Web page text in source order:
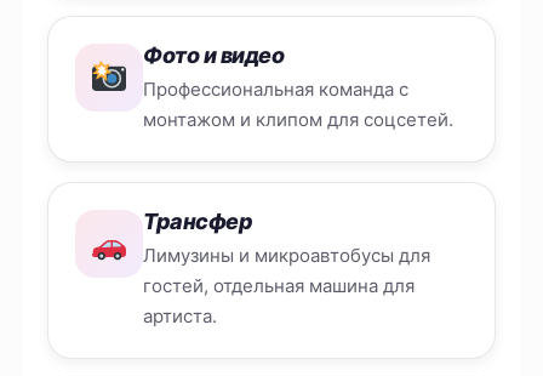
Фото и видео
Профессиональная команда с
монтажом и клипом для соцсетей.
Трансфер
Лимузины и микроавтобусы для
гостей, отдельная машина для
артиста.